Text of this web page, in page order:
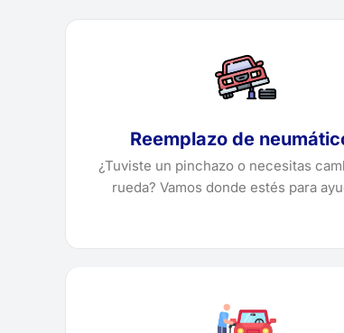
Reemplazo de
¿Tuviste un pinchazo o necesitas
rueda? Vamos donde estés para